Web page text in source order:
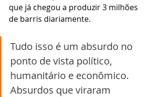
que já chegou a produzir 3 milhões
de barris diariamente.
Tudo isso é um absurdo no
ponto de vista político,
humanitário e econômico.
Absurdos que viraram